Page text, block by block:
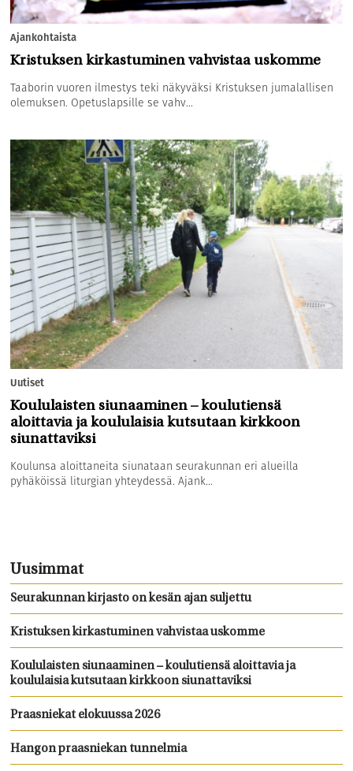
Ajankohtaista
Kristuksen kirkastuminen vahvistaa uskomme
Taaborin vuoren ilmestys teki näkyväksi Kristuksen jumalallisen
olemuksen. Opetuslapsille se vahv...
Uutiset
Koululaisten siunaaminen – koulutiensä
aloittavia ja koululaisia kutsutaan kirkkoon
siunattaviksi
Koulunsa aloittaneita siunataan seurakunnan eri alueilla
pyhäköissä liturgian yhteydessä. Ajank...
Uusimmat
Seurakunnan kirjasto on kesän ajan suljettu
Kristuksen kirkastuminen vahvistaa uskomme
Koululaisten siunaaminen – koulutiensä aloittavia ja
koululaisia kutsutaan kirkkoon siunattaviksi
Praasniekat elokuussa 2026
Hangon praasniekan tunnelmia